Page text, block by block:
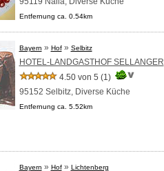
Entfernung ca. 0.54km
Bayern » Hof» Selbitz
HOTEL-LANDGASTHOF SELLANGER
4.50 von 5 (1)
95152 Selbitz, Diverse Küche
Entfernung ca. 5.52km
Bayern » Hof» Lichtenberg